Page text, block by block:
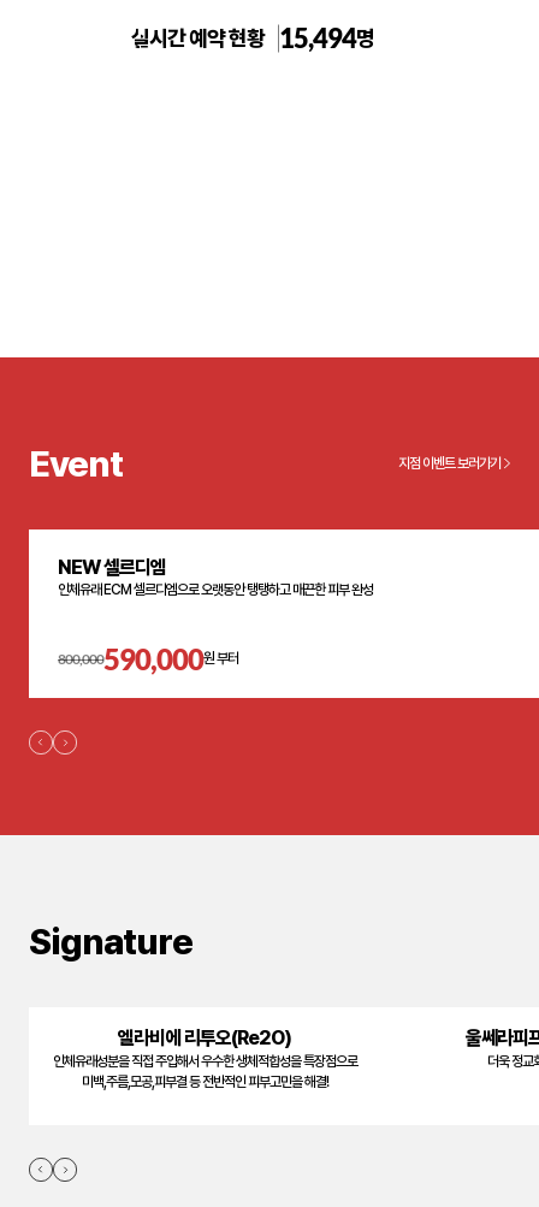
톡스앤필의원 천안신부점
실시간 예약 현황 15,494명
Event 지점 이벤트 보러가기
NEW 셀르디엠
인체유래 ECM 셀르디엠으로 오랫동안 탱탱하고 매끈한 피부 완성
800,000590,000원 부터
Signature
엘라비에 리투오(Re2O)
인체유래성분을 직접 주입해서 우수한 생체적합성을 특장점으로
미백,주름,모공,피부결 등 전반적인 피부고민을 해결!
울쎄라피
더욱 정교